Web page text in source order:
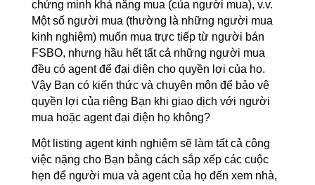
chứng minh khả năng mua (của người mua), v.v.
Một số người mua (thường là những người mua
kinh nghiệm) muốn mua trực tiếp từ người bán
FSBO, nhưng hầu hết tất cả những người mua
đều có agent để đại diện cho quyền lợi của họ.
Vậy Bạn có kiến thức và chuyên môn để bảo vệ
quyền lợi của riêng Bạn khi giao dịch với người
mua hoặc agent đại điện họ không?
Một listing agent kinh nghiệm sẽ làm tất cả công
việc nặng cho Bạn bằng cách sắp xếp các cuộc
hẹn để người mua và agent của họ đến xem nhà,